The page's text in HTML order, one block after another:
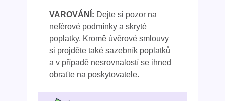
VAROVÁNÍ: Dejte si pozor na
neférové podmínky a skryté
poplatky. Kromě úvěrové smlouvy
si projděte také sazebník poplatků
a v případě nesrovnalostí se ihned
obraťte na poskytovatele.